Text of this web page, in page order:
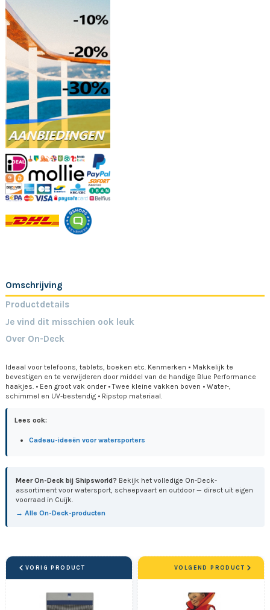
Omschrijving
Productdetails
Je vind dit misschien ook leuk
Over On-Deck
Ideaal voor telefoons, tablets, boeken etc. Kenmerken • Makkelijk te
bevestigen en te verwijderen door middel van de handige Blue Performance
haakjes. • Een groot vak onder • Twee kleine vakken boven • Water-,
schimmel en UV-bestendig • Ripstop materiaal.
Lees ook:
Cadeau-ideeën voor watersporters
Meer On-Deck bij Shipsworld? Bekijk het volledige On-Deck-
assortiment voor watersport, scheepvaart en outdoor — direct uit eigen
voorraad in Cuijk.
→ Alle On-Deck-producten
VORIG PRODUCT VOLGEND PRODUCT